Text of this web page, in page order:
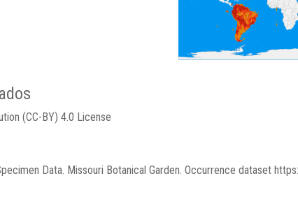
(CC-BY) 4.0 License
Data. Missouri Botanical Garden. Occurrence dataset